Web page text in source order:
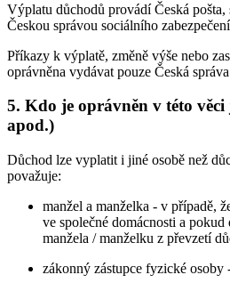
Výplatu důchodů provádí Česká pošta,
Českou správou sociálního
Příkazy k výplatě, změně výše nebo
oprávněna vydávat pouze Česká
5. Kdo je oprávněn v této
apod.)
Důchod lze vyplatit i jiné osobě než
považuje:
manžel a manželka - v případě,
ve společné domácnosti a pokud
manžela / manželku z převzetí
zákonný zástupce fyzické osoby